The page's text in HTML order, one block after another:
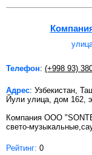
Телефон: (+998 93)
Адрес: Узбекистан,
Йули улица, дом 162,
Компания ООО
свето-
Рейтинг: 0